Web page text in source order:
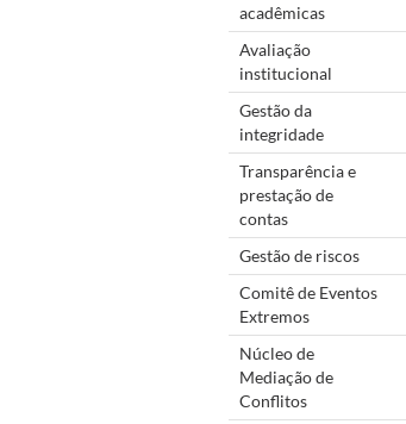
acadêmicas
Avaliação
institucional
Gestão da
integridade
Transparência e
prestação de
contas
Gestão de riscos
Comitê de Eventos
Extremos
Núcleo de
Mediação de
Conflitos